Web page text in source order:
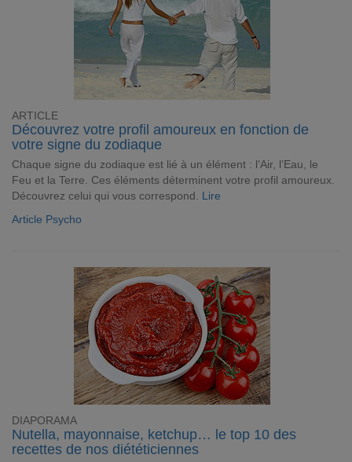
ARTICLE
Découvrez votre profil amoureux en fonction de
votre signe du zodiaque
Chaque signe du zodiaque est lié à un élément : l’Air, l’Eau, le
Feu et la Terre. Ces éléments déterminent votre profil amoureux.
Découvrez celui qui vous correspond. Lire
Article Psycho
DIAPORAMA
Nutella, mayonnaise, ketchup… le top 10 des
recettes de nos diététiciennes